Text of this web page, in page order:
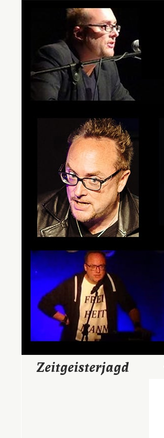
Zeitgeisterjagd
Suchen